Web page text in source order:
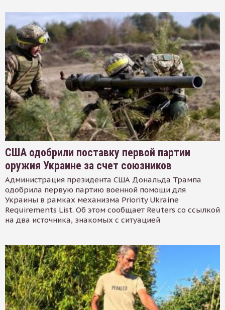
США одобрили поставку первой партии
оружия Украине за счет союзников
Администрация президента США Дональда Трампа
одобрила первую партию военной помощи для
Украины в рамках механизма Priority Ukraine
Requirements List. Об этом сообщает Reuters со ссылкой
на два источника, знакомых с ситуацией